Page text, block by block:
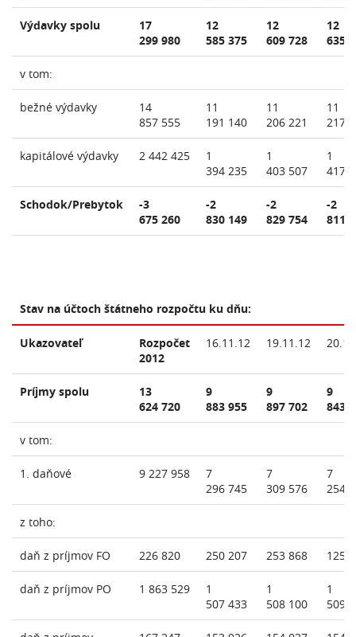
Výdavky spolu
17
299 980
12
585 375
12
609 728
12
635
v tom:
bežné výdavky
14
857 555
11
191 140
11
206 221
11
217
kapitálové výdavky 2 442 425
1
394 235
1
403 507
1
417
Schodok/Prebytok
-3
675 260
-2
830 149
-2
829 754
-2
811
Stav na účtoch štátneho rozpočtu ku dňu:
Ukazovateľ
Rozpočet
2012
16.11.12 19.11.12
Príjmy spolu
13
624 720
9
883 955
9
897 702
9
843
v tom:
1. daňové 9 227 958
7
296 745
7
309 576
7
254
z toho:
daň z príjmov FO 226 820 250 207 253 868 125
daň z príjmov PO 1 863 529
1
507 433
1
508 100
1
509